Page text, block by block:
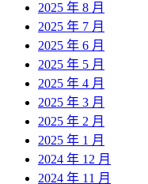
2025 年 8 月
2025 年 7 月
2025 年 6 月
2025 年 5 月
2025 年 4 月
2025 年 3 月
2025 年 2 月
2025 年 1 月
2024 年 12 月
2024 年 11 月